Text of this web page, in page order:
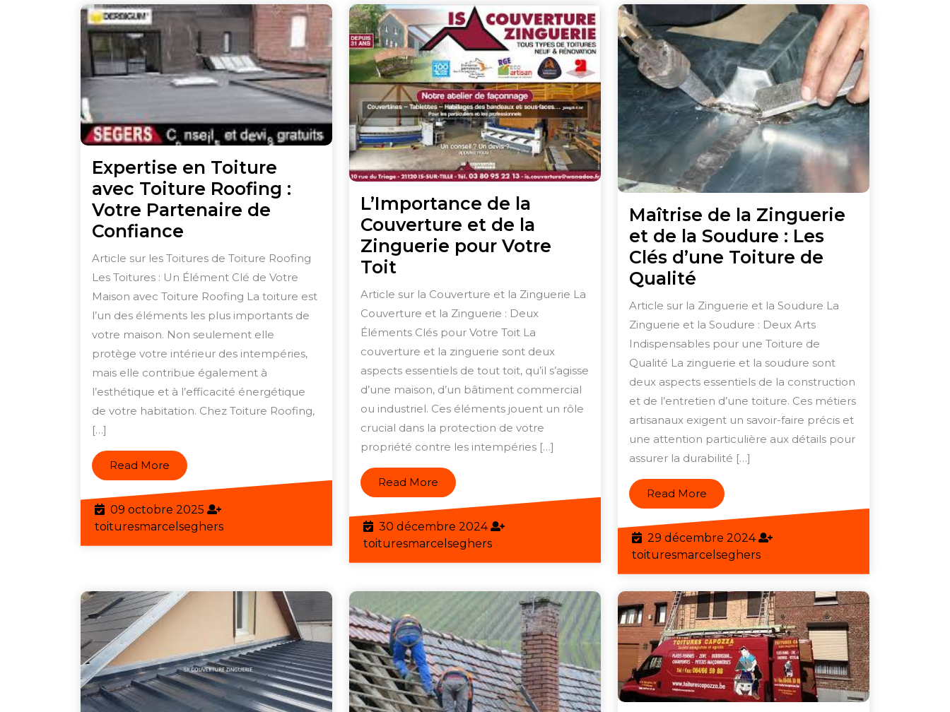
Expertise en Toiture
avec Toiture Roofing :
Votre Partenaire de
Confiance
en
Toiture
avec
Toiture
Roofing
:
Votre
Partenaire
de
Article sur les Toitures de Toiture Roofing
Les Toitures : Un Élément Clé de Votre
Maison avec Toiture Roofing La toiture est
l’un des éléments les plus importants de
votre maison. Non seulement elle
protège votre intérieur des intempéries,
mais elle contribue également à
l’esthétique et à l’efficacité énergétique
de votre habitation. Chez Toiture Roofing,
[…]
Read More Read
More
09 octobre 2025 09
octobre
2025
toituresmarcelsegherstoituresmarcelseghers
L’Importance de la
Couverture et de la
Zinguerie pour Votre
Toit
de
la
Couverture
et
de
la
Zinguerie
pour
Votre
Toit
Article sur la Couverture et la Zinguerie La
Couverture et la Zinguerie : Deux
Éléments Clés pour Votre Toit La
couverture et la zinguerie sont deux
aspects essentiels de tout toit, qu’il s’agisse
d’une maison, d’un bâtiment commercial
ou industriel. Ces éléments jouent un rôle
crucial dans la protection de votre
propriété contre les intempéries […]
Read More Read
More
30 décembre 202430
décembre
2024
toituresmarcelsegherstoituresmarcelseghers
Maîtrise de la Zinguerie
et de la Soudure : Les
Clés d’une Toiture de
Qualité
de
la
Zinguerie
et
de
la
Soudure
:
Les
Clés
d’une
Toiture
de
Qualité
Article sur la Zinguerie et la Soudure La
Zinguerie et la Soudure : Deux Arts
Indispensables pour une Toiture de
Qualité La zinguerie et la soudure sont
deux aspects essentiels de la construction
et de l’entretien d’une toiture. Ces métiers
artisanaux exigent un savoir-faire précis et
une attention particulière aux détails pour
assurer la durabilité […]
Read More Read
More
29 décembre 202429
décembre
2024
toituresmarcelsegherstoituresmarcelseghers